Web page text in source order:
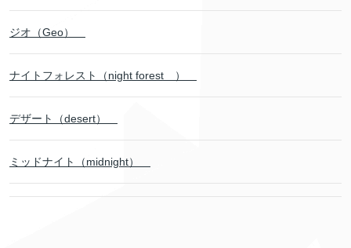
ジオ（Geo）
ナイトフォレスト（night forest ）
デザート（desert）
ミッドナイト（midnight）